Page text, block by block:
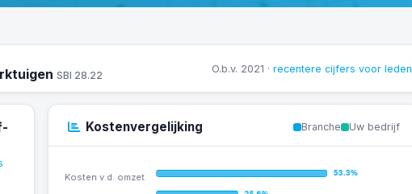
SBI 28.22
O.b.v. 2021 · recentere cijfers voor leden
Kostenvergelijking Branche Uw bedrijf